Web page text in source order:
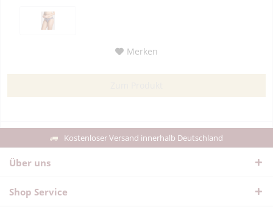
Merken
Kostenloser Versand innerhalb Deutschland
Über uns
Shop Service